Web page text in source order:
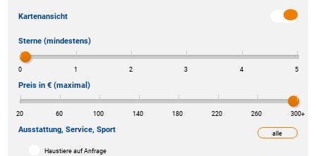
Kartenansicht
Sterne (mindestens)
0 1 2 3 4 5
Preis in € (maximal)
20 60 100 140 180 220 260 300+
alle
Ausstattung, Service, Sport
Haustiere auf Anfrage